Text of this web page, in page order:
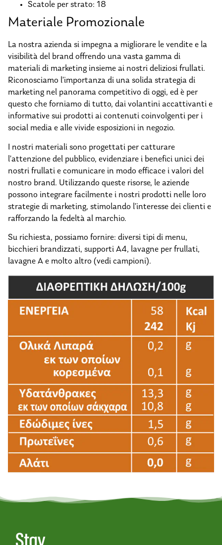
Scatole per strato: 18
Materiale Promozionale
La nostra azienda si impegna a migliorare le vendite e la
visibilità del brand offrendo una vasta gamma di
materiali di marketing insieme ai nostri deliziosi frullati.
Riconosciamo l’importanza di una solida strategia di
marketing nel panorama competitivo di oggi, ed è per
questo che forniamo di tutto, dai volantini accattivanti e
informative sui prodotti ai contenuti coinvolgenti per i
social media e alle vivide esposizioni in negozio.
I nostri materiali sono progettati per catturare
l’attenzione del pubblico, evidenziare i benefici unici dei
nostri frullati e comunicare in modo efficace i valori del
nostro brand. Utilizzando queste risorse, le aziende
possono integrare facilmente i nostri prodotti nelle loro
strategie di marketing, stimolando l’interesse dei clienti e
rafforzando la fedeltà al marchio.
Su richiesta, possiamo fornire: diversi tipi di menu,
bicchieri brandizzati, supporti A4, lavagne per frullati,
lavagne A e molto altro (vedi campioni).